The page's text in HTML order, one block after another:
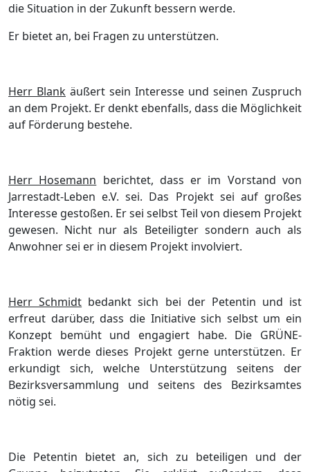
die Situation in der Zukunft bessern werde.
Er bietet an, bei Fragen zu unterstützen.
Herr Blank äußert sein Interesse und seinen Zuspruch
an dem Projekt. Er denkt ebenfalls, dass die Möglichkeit
auf Förderung bestehe.
Herr Hosemann berichtet, dass er im Vorstand von
Jarrestadt-Leben e.V. sei. Das Projekt sei auf großes
Interesse gestoßen. Er sei selbst Teil von diesem Projekt
gewesen. Nicht nur als Beteiligter sondern auch als
Anwohner sei er in diesem Projekt involviert.
Herr Schmidt bedankt sich bei der Petentin und ist
erfreut darüber, dass die Initiative sich selbst um ein
Konzept bemüht und engagiert habe. Die GRÜNE-
Fraktion werde dieses Projekt gerne unterstützen. Er
erkundigt sich, welche Unterstützung seitens der
Bezirksversammlung und seitens des Bezirksamtes
nötig sei.
Die Petentin bietet an, sich zu beteiligen und der